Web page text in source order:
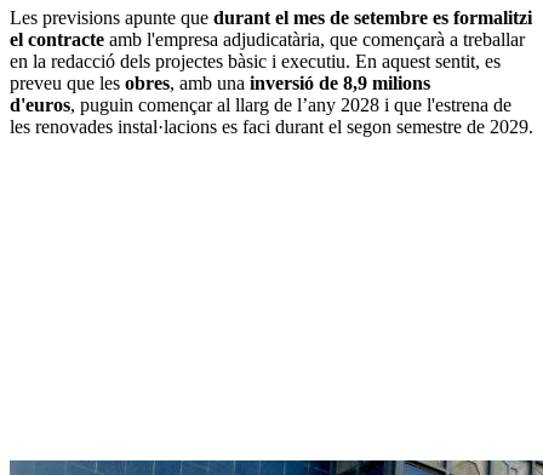
Les previsions apunte que durant el mes de setembre es formalitzi
el contracte amb l'empresa adjudicatària, que començarà a treballar
en la redacció dels projectes bàsic i executiu. En aquest sentit, es
preveu que les obres, amb una inversió de 8,9 milions
d'euros, puguin començar al llarg de l’any 2028 i que l'estrena de
les renovades instal·lacions es faci durant el segon semestre de 2029.